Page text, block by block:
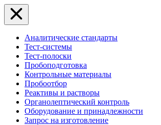
Аналитические стандарты
Тест-системы
Тест-полоски
Пробоподготовка
Контрольные материалы
Пробоотбор
Реактивы и растворы
Органолептический контроль
Оборудование и принадлежности
Запрос на изготовление